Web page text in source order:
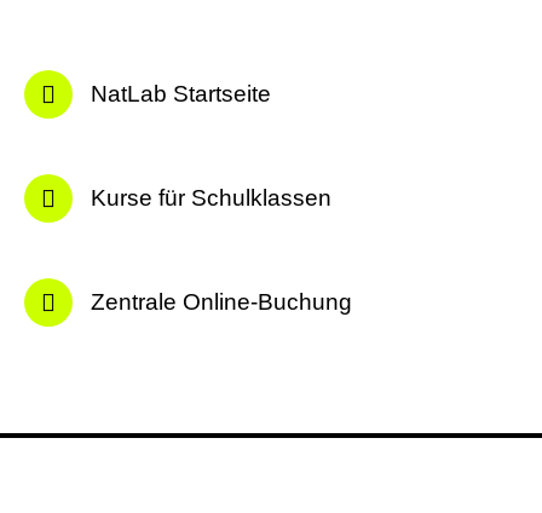
NatLab Startseite
Kurse für Schulklassen
Zentrale Online-Buchung